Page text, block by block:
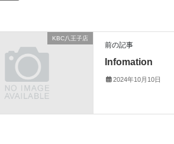
KBC八王子店
前の記事
Infomation
2024年10月10日